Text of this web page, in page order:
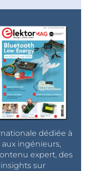
dédiée à
ingénieurs,
expert, des
sur